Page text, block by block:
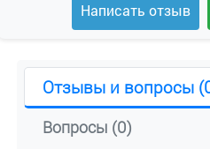
Написать отзыв
Отзывы и вопросы
Вопросы (0)